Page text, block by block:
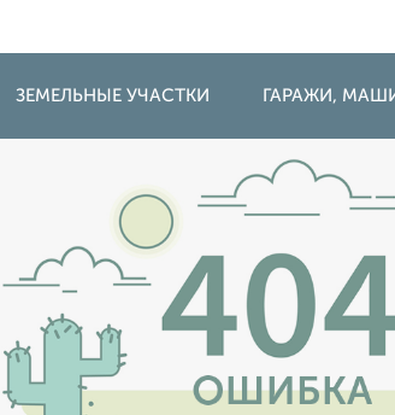
ЗЕМЕЛЬНЫЕ УЧАСТКИ ГАРАЖИ,